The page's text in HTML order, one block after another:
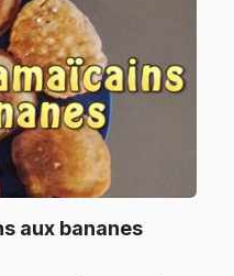
aux bananes.